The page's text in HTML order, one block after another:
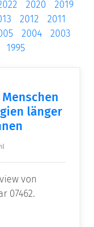
2020
2019
2012
2011
2004
2003
1995
länger
von
07462.